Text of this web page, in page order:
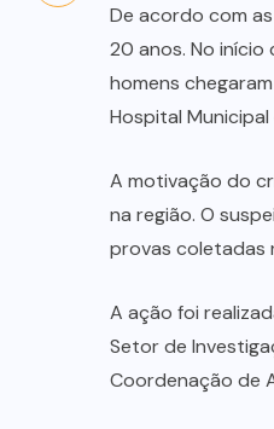
De acordo com
20 anos. No início
homens
Hospital
A motivação do
na região. O
provas coletadas
A ação foi
Setor de
Coordenação de